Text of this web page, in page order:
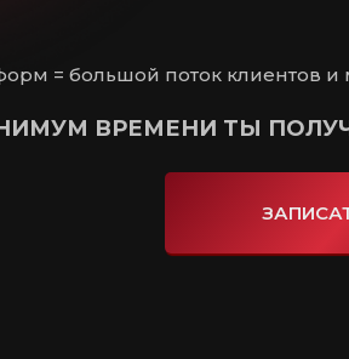
= большой поток клиентов
ВРЕМЕНИ ТЫ